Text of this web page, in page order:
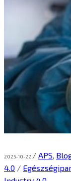
2025-10-22 / APS,
4.0 / Egészségipar